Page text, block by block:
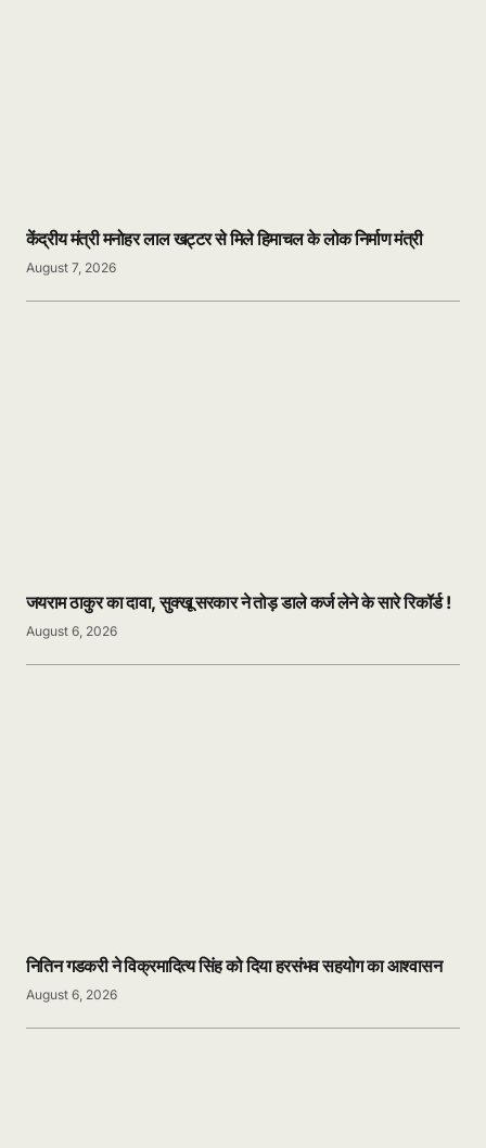
केंद्रीय मंत्री मनोहर लाल खट्टर से मिले हिमाचल के लोक निर्माण मंत्री
August 7, 2026
जयराम ठाकुर का दावा, सुक्खू सरकार ने तोड़ डाले कर्ज लेने के सारे रिकॉर्ड !
August 6, 2026
नितिन गडकरी ने विक्रमादित्य सिंह को दिया हरसंभव सहयोग का आश्वासन
August 6, 2026